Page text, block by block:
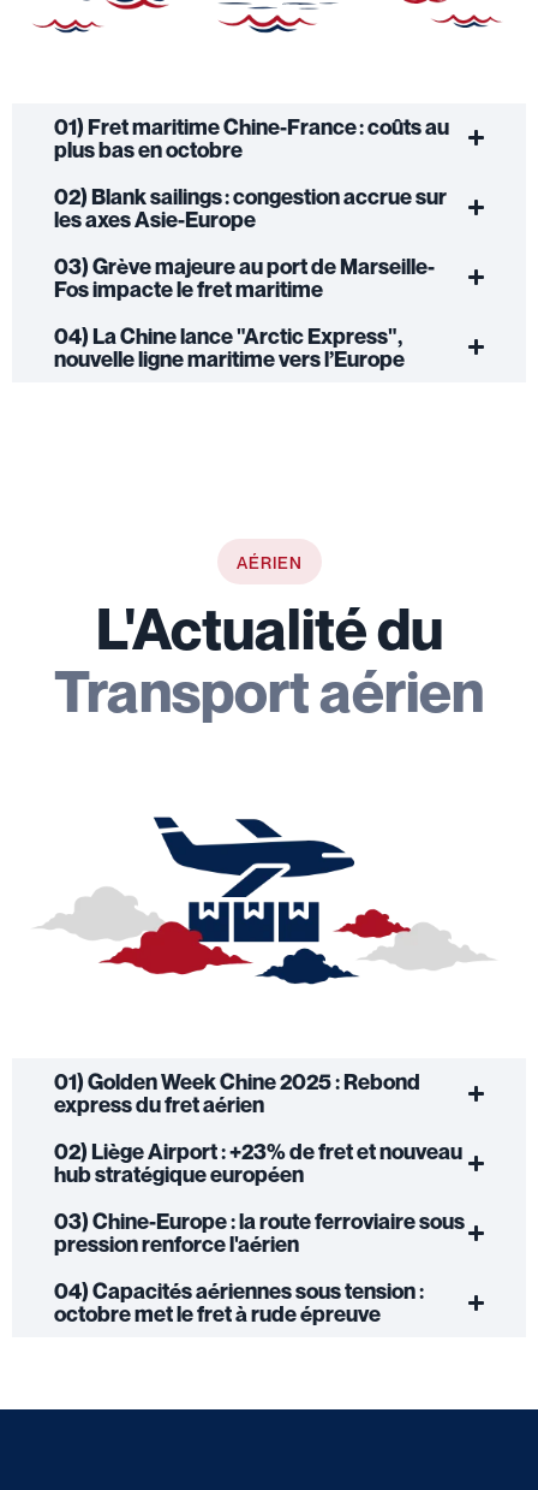
01) Fret maritime Chine-France : coûts au
plus bas en octobre
02) Blank sailings : congestion accrue sur
les axes Asie-Europe
03) Grève majeure au port de Marseille-
Fos impacte le fret maritime
04) La Chine lance "Arctic Express",
nouvelle ligne maritime vers l’Europe
AÉRIEN
L'Actualité du
Transport aérien
01) Golden Week Chine 2025 : Rebond
express du fret aérien
02) Liège Airport : +23% de fret et nouveau
hub stratégique européen
03) Chine-Europe : la route ferroviaire sous
pression renforce l'aérien
04) Capacités aériennes sous tension :
octobre met le fret à rude épreuve